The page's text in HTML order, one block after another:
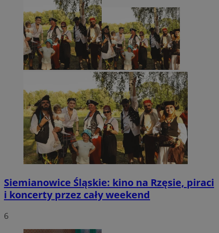
Siemianowice Śląskie: kino na Rzęsie, piraci
i koncerty przez cały weekend
6